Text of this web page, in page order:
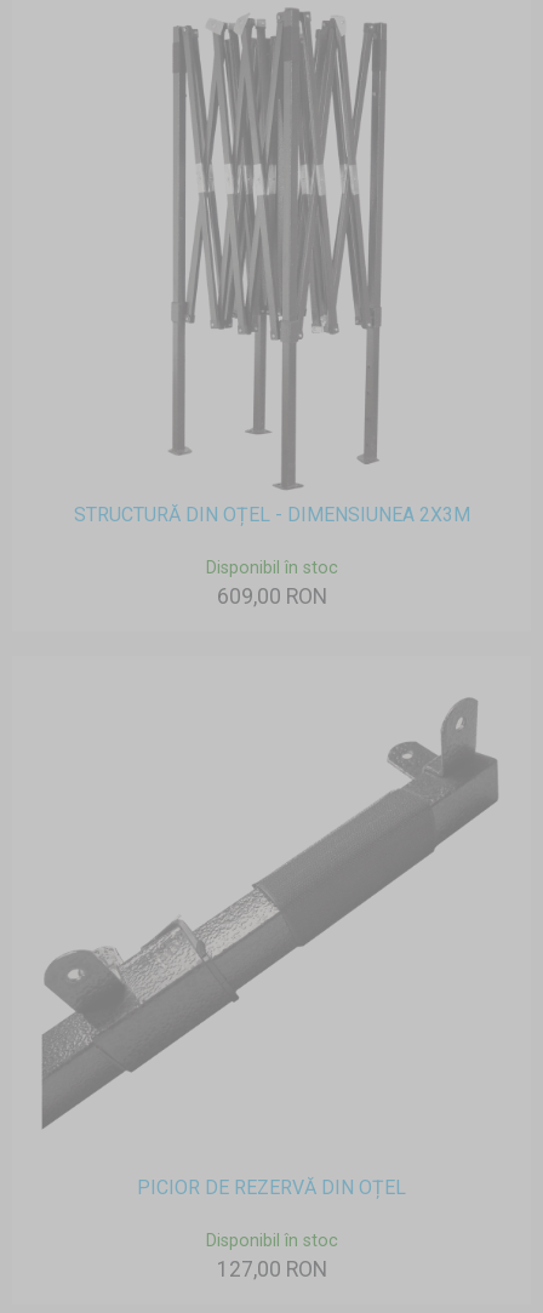
STRUCTURĂ DIN OȚEL - DIMENSIUNEA 2X3M
Disponibil în stoc
609,00 RON
PICIOR DE REZERVĂ DIN OȚEL
Disponibil în stoc
127,00 RON